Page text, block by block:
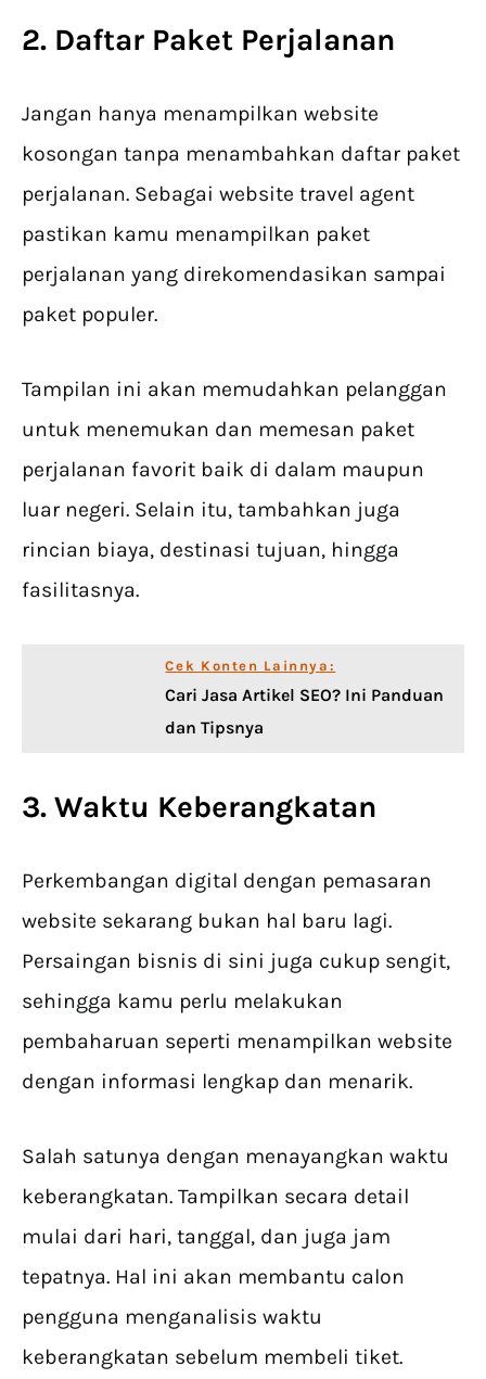
2. Daftar Paket Perjalanan
Jangan hanya menampilkan website
kosongan tanpa menambahkan daftar paket
perjalanan. Sebagai website travel agent
pastikan kamu menampilkan paket
perjalanan yang direkomendasikan sampai
paket populer.
Tampilan ini akan memudahkan pelanggan
untuk menemukan dan memesan paket
perjalanan favorit baik di dalam maupun
luar negeri. Selain itu, tambahkan juga
rincian biaya, destinasi tujuan, hingga
fasilitasnya.
Cek Konten Lainnya:
Cari Jasa Artikel SEO? Ini Panduan
dan Tipsnya
3. Waktu Keberangkatan
Perkembangan digital dengan pemasaran
website sekarang bukan hal baru lagi.
Persaingan bisnis di sini juga cukup sengit,
sehingga kamu perlu melakukan
pembaharuan seperti menampilkan website
dengan informasi lengkap dan menarik.
Salah satunya dengan menayangkan waktu
keberangkatan. Tampilkan secara detail
mulai dari hari, tanggal, dan juga jam
tepatnya. Hal ini akan membantu calon
pengguna menganalisis waktu
keberangkatan sebelum membeli tiket.